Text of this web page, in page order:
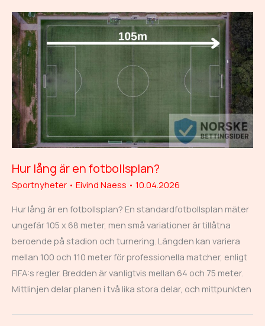
Hur lång är en fotbollsplan?
Sportnyheter • Eivind Naess • 10.04.2026
Hur lång är en fotbollsplan? En standardfotbollsplan mäter
ungefär 105 x 68 meter, men små variationer är tillåtna
beroende på stadion och turnering. Längden kan variera
mellan 100 och 110 meter för professionella matcher, enligt
FIFA:s regler. Bredden är vanligtvis mellan 64 och 75 meter.
Mittlinjen delar planen i två lika stora delar, och mittpunkten